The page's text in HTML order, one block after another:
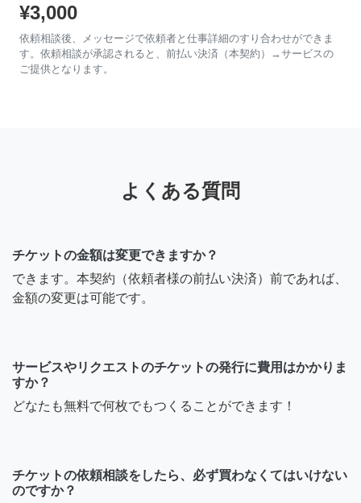
¥3,000
依頼相談後、メッセージで依頼者と仕事詳細のすり合わせができま
す。依頼相談が承認されると、前払い決済（本契約）→サービスの
ご提供となります。
よくある質問
チケットの金額は変更できますか？
できます。本契約（依頼者様の前払い決済）前であれば、
金額の変更は可能です。
サービスやリクエストのチケットの発行に費用はかかりま
すか？
どなたも無料で何枚でもつくることができます！
チケットの依頼相談をしたら、必ず買わなくてはいけない
のですか？